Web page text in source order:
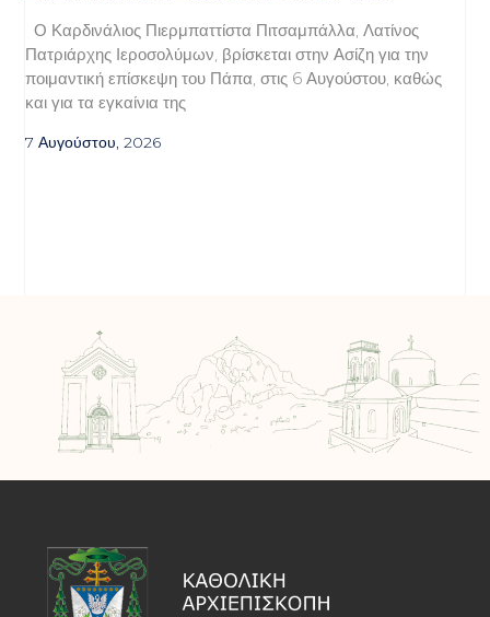
Ο Καρδινάλιος Πιερμπαττίστα Πιτσαμπάλλα, Λατίνος
Πατριάρχης Ιεροσολύμων, βρίσκεται στην Ασίζη για την
ποιμαντική επίσκεψη του Πάπα, στις 6 Αυγούστου, καθώς
και για τα εγκαίνια της
7 Αυγούστου, 2026